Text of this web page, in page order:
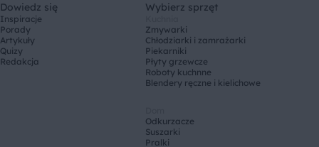
Dowiedz się
Inspiracje
Porady
Artykuły
Quizy
Redakcja
Wybierz sprzęt
Zmywarki
Chłodziarki i zamrażarki
Piekarniki
Płyty grzewcze
Roboty kuchnne
Blendery ręczne i kielichowe
Odkurzacze
Suszarki
Pralki